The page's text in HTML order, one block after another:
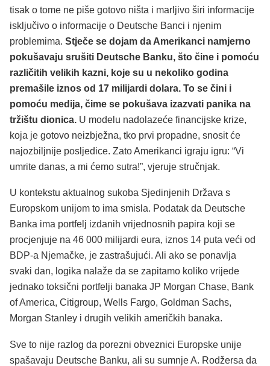
tisak o tome ne piše gotovo ništa i marljivo širi informacije
isključivo o informacije o Deutsche Banci i njenim
problemima. Stječe se dojam da Amerikanci namjerno
pokušavaju srušiti Deutsche Banku, što čine i pomoću
različitih velikih kazni, koje su u nekoliko godina
premašile iznos od 17 milijardi dolara. To se čini i
pomoću medija, čime se pokušava izazvati panika na
tržištu dionica. U modelu nadolazeće financijske krize,
koja je gotovo neizbježna, tko prvi propadne, snosit će
najozbiljnije posljedice. Zato Amerikanci igraju igru: “Vi
umrite danas, a mi ćemo sutra!”, vjeruje stručnjak.
U kontekstu aktualnog sukoba Sjedinjenih Država s
Europskom unijom to ima smisla. Podatak da Deutsche
Banka ima portfelj izdanih vrijednosnih papira koji se
procjenjuje na 46 000 milijardi eura, iznos 14 puta veći od
BDP-a Njemačke, je zastrašujući. Ali ako se ponavlja
svaki dan, logika nalaže da se zapitamo koliko vrijede
jednako toksični portfelji banaka JP Morgan Chase, Bank
of America, Citigroup, Wells Fargo, Goldman Sachs,
Morgan Stanley i drugih velikih američkih banaka.
Sve to nije razlog da porezni obveznici Europske unije
spašavaju Deutsche Banku, ali su sumnje A. Rodžersa da